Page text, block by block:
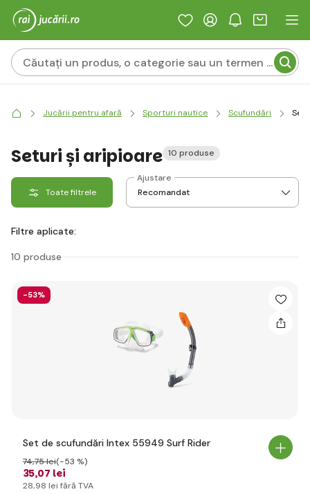
Jucării pentru afară Sporturi nautice Scufundări
Seturi și aripioare 10 produse
Toate filtrele
Ajustare
Filtre aplicate:
10 produse
-53%
Set de scufundări Intex 55949 Surf Rider
35,07 lei
74,75 lei(-53 %)
28,98 lei fără TVA